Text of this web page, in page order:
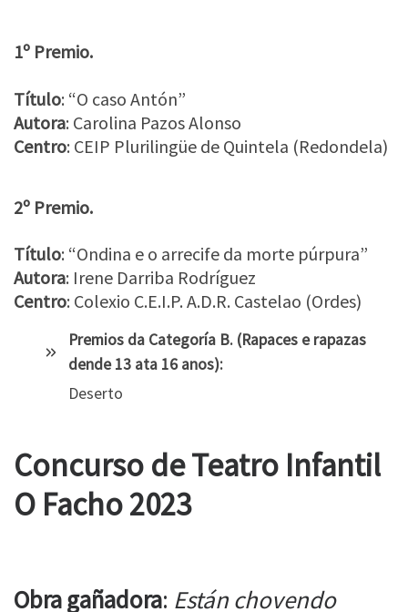
1º Premio.
Título: “O caso Antón”
Autora: Carolina Pazos Alonso
Centro: CEIP Plurilingüe de Quintela (Redondela)
2º Premio.
Título: “Ondina e o arrecife da morte púrpura”
Autora: Irene Darriba Rodríguez
Centro: Colexio C.E.I.P. A.D.R. Castelao (Ordes)
Premios da Categoría B. (Rapaces e rapazas
dende 13 ata 16 anos):
Deserto
Concurso de Teatro Infantil
O Facho 2023
Obra gañadora: Están chovendo